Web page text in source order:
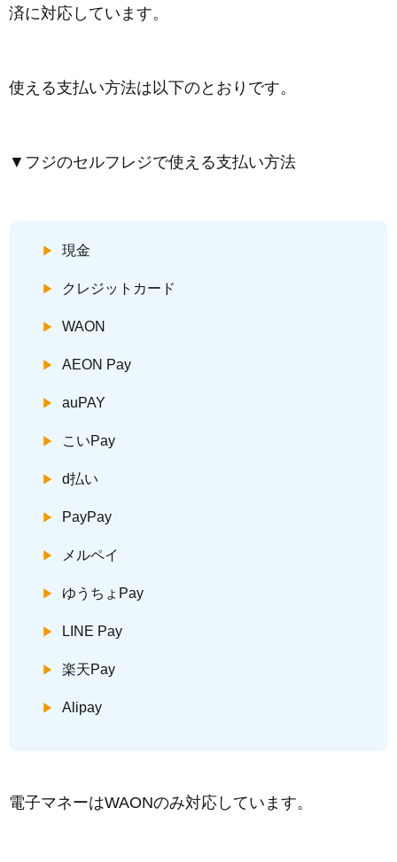
済に対応しています。
使える支払い方法は以下のとおりです。
▼フジのセルフレジで使える支払い方法
現金
クレジットカード
WAON
AEON Pay
auPAY
こいPay
d払い
PayPay
メルペイ
ゆうちょPay
LINE Pay
楽天Pay
Alipay
電子マネーはWAONのみ対応しています。